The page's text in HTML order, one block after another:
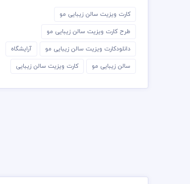
کارت ویزیت سالن زیبایی مو
طرح کارت ویزیت سالن زیبایی مو
دانلودکارت ویزیت سالن زیبایی مو آرایشگاه
سالن زیبایی مو کارت ویزیت سالن زیبایی